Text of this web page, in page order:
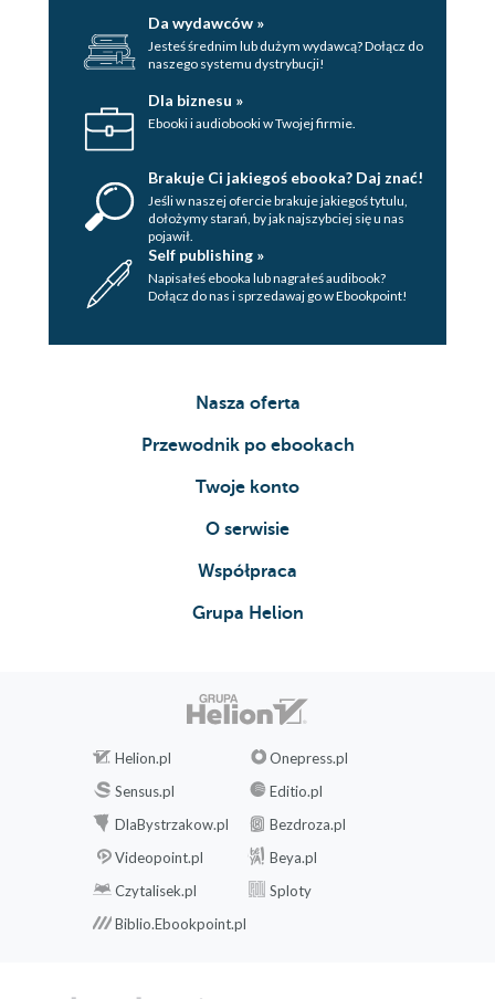
Da wydawców »
Jesteś średnim lub dużym wydawcą? Dołącz do
naszego systemu dystrybucji!
Dla biznesu »
Ebooki i audiobooki w Twojej firmie.
Brakuje Ci jakiegoś ebooka? Daj znać!
Jeśli w naszej ofercie brakuje jakiegoś tytulu,
dołożymy starań, by jak najszybciej się u nas
pojawił.
Self publishing »
Napisałeś ebooka lub nagrałeś audibook?
Dołącz do nas i sprzedawaj go w Ebookpoint!
Nasza oferta
Przewodnik po ebookach
Twoje konto
O serwisie
Współpraca
Grupa Helion
Helion.pl
Onepress.pl
Sensus.pl
Editio.pl
DlaBystrzakow.pl
Bezdroza.pl
Videopoint.pl
Beya.pl
Czytalisek.pl
Sploty
Biblio.Ebookpoint.pl